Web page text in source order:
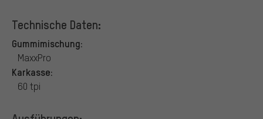
Technische Daten:
Gummimischung:
MaxxPro
Karkasse:
60 tpi